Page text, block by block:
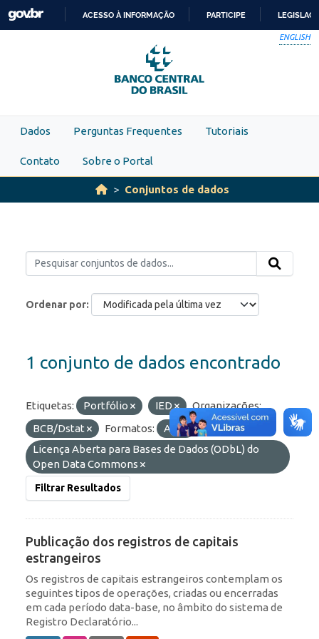
Skip to main content
PARA
O
CONTEÚDO
ACESSO À INFORMAÇÃO PARTICIPE
ENGLISH
Dados Perguntas Frequentes Tutoriais
Contato Sobre o Portal
Conjuntos de dados
Ordenar por
1 conjunto de dados encontrado
Etiquetas: Portfólio IED
Organizações:
BCB/Dstat
Formatos: API
Licenças:
Licença Aberta para Bases de Dados (ODbL) do
Open Data Commons
Filtrar Resultados
Publicação dos registros de capitais
estrangeiros
Os registros de capitais estrangeiros contemplam os
seguintes tipos de operações, criadas ou encerradas
em cada período data-base, no âmbito do sistema de
Registro Declaratório...